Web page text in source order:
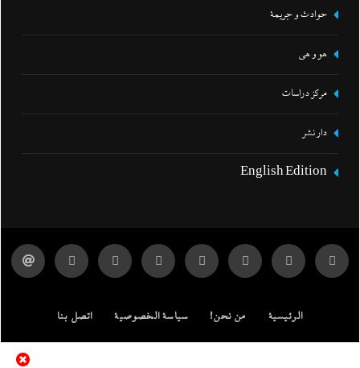
حوادث و جريمة
هو و هي
مركز دراسات
دار نشر
English Edition
الرئيسية من نحن! سياسة الخصوصية اتصل بنا